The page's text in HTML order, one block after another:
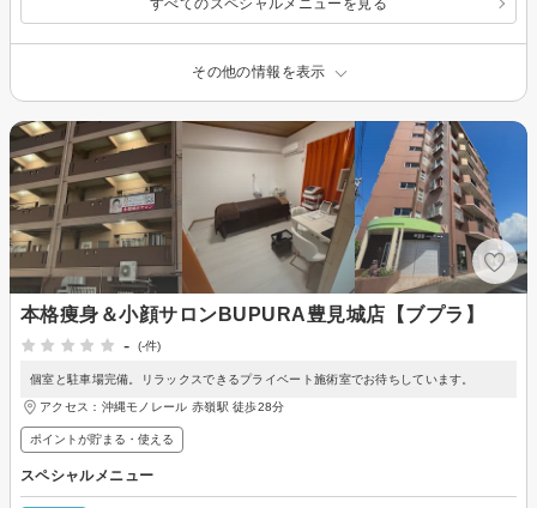
その他の情報を表示
本格痩身＆小顔サロンBUPURA豊見城店【ブプラ】
-
(-件)
個室と駐車場完備。リラックスできるプライベート施術室でお待ちしています。
アクセス：沖縄モノレール 赤嶺駅 徒歩28分
ポイントが貯まる・使える
スペシャルメニュー